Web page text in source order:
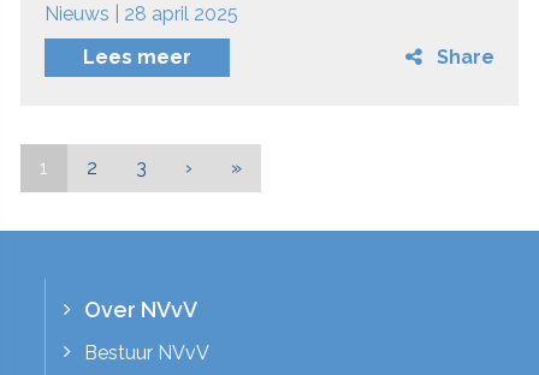
Nieuws | 28 april 2025
Lees meer
Share
1 2 3 › »
Over NVvV
Bestuur NVvV